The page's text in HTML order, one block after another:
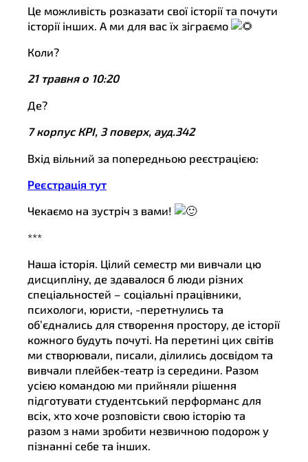
Це можливість розказати свої історії та почути
історії інших. А ми для вас їх зіграємо
Коли?
21 травня о 10:20
Де?
7 корпус КРІ, 3 поверх, ауд.342
Вхід вільний за попередньою реєстрацією:
Реєстрація тут
Чекаємо на зустріч з вами!
***
Наша історія. Цілий семестр ми вивчали цю
дисципліну, де здавалося б люди різних
спеціальностей – соціальні працівники,
психологи, юристи, -перетнулись та
об’єднались для створення простору, де історії
кожного будуть почуті. На перетині цих світів
ми створювали, писали, ділились досвідом та
вивчали плейбек-театр із середини. Разом
усією командою ми прийняли рішення
підготувати студентський перформанс для
всіх, хто хоче розповісти свою історію та
разом з нами зробити незвичною подорож у
пізнанні себе та інших.